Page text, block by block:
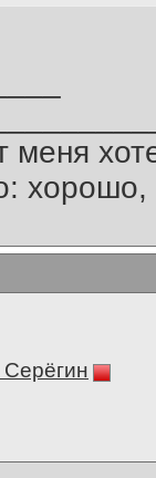
меня